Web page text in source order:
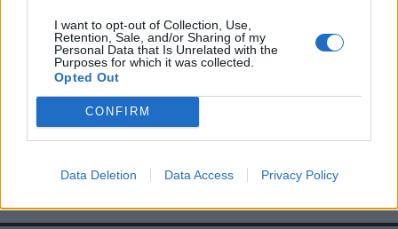
I want to opt-out of Collection, Use,
Retention, Sale, and/or Sharing of my
Personal Data that Is Unrelated with the
Purposes for which it was collected.
Opted Out
CONFIRM
Data Deletion Data Access Privacy Policy